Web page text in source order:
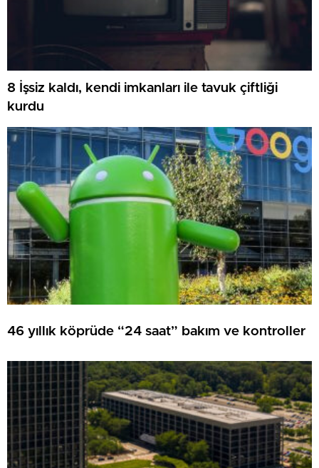
8 İşsiz kaldı, kendi imkanları ile tavuk çiftliği
kurdu
46 yıllık köprüde “24 saat” bakım ve kontroller